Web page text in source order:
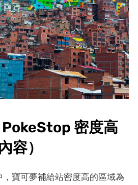
密度高
容）
，寶可夢補給站密度高的區域為